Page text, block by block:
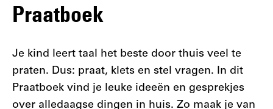
Praatboek
Je kind leert taal het beste door thuis veel te
praten. Dus: praat, klets en stel vragen. In dit
Praatboek vind je leuke ideeën en gesprekjes
over alledaagse dingen in huis. Zo maak je van